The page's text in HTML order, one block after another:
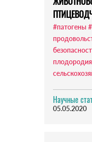
#патогены
Научные
05.05.2020